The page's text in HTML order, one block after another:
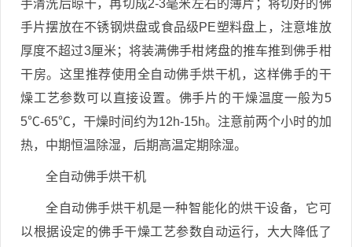
手清洗后晾干，再切成2-3毫米左右的薄片；将切好的佛
手片摆放在不锈钢烘盘或食品级PE塑料盘上，注意堆放
厚度不超过3厘米；将装满佛手柑烤盘的推车推到佛手柑
干房。这里推荐使用全自动佛手烘干机，这样佛手的干
燥工艺参数可以直接设置。佛手片的干燥温度一般为5
5℃-65℃，干燥时间约为12h-15h。注意前两个小时的加
热，中期恒温除湿，后期高温定期除湿。
全自动佛手烘干机
全自动佛手烘干机是一种智能化的烘干设备，它可
以根据设定的佛手干燥工艺参数自动运行，大大降低了